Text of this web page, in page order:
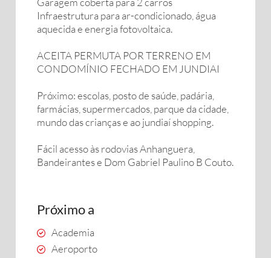
Infraestrutura para ar-condicionado, água
aquecida e energia fotovoltaica.
ACEITA PERMUTA POR TERRENO EM
CONDOMÍNIO FECHADO EM JUNDIAI
Próximo: escolas, posto de saúde, padária,
farmácias, supermercados, parque da cidade,
mundo das crianças e ao jundiaí shopping.
Fácil acesso às rodovias Anhanguera,
Bandeirantes e Dom Gabriel Paulino B Couto.
Próximo a
Academia
Aeroporto